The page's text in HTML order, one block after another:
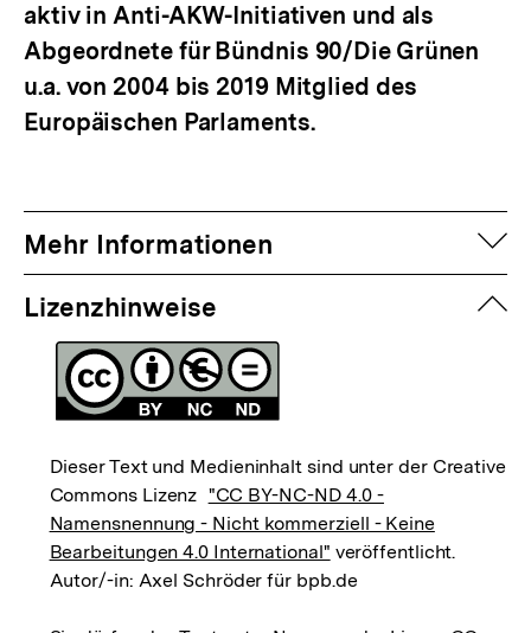
aktiv in Anti-AKW-Initiativen und als
Abgeordnete für Bündnis 90/Die Grünen
u.a. von 2004 bis 2019 Mitglied des
Europäischen Parlaments.
Mehr Informationen
Lizenzhinweise
Dieser Text und Medieninhalt sind unter der Creative
Commons Lizenz "CC BY-NC-ND 4.0 -
Namensnennung - Nicht kommerziell - Keine
Bearbeitungen 4.0 International" veröffentlicht.
Autor/-in: Axel Schröder für bpb.de